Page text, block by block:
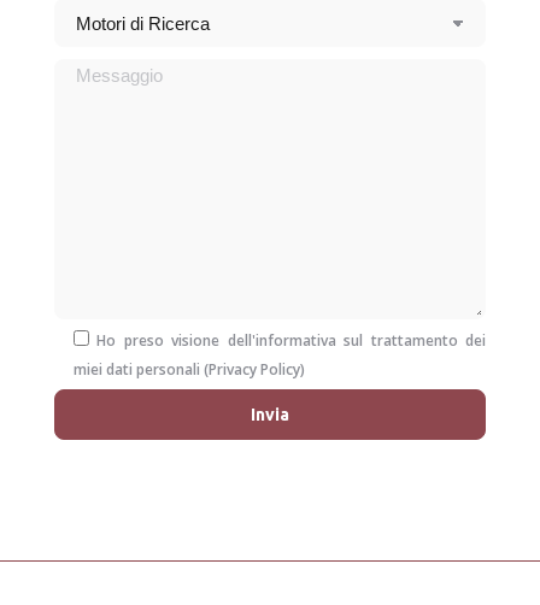
Ho preso visione dell'informativa sul trattamento dei
miei dati personali (Privacy Policy)